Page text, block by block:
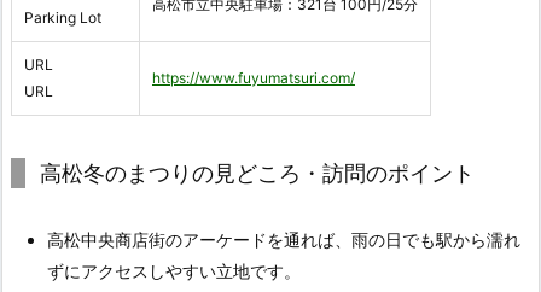
Parking Lot
高松市立中央駐車場：321台 100円/25分
URL
URL
https://www.fuyumatsuri.com/
高松冬のまつりの見どころ・訪問のポイント
高松中央商店街のアーケードを通れば、雨の日でも駅から濡れ
ずにアクセスしやすい立地です。